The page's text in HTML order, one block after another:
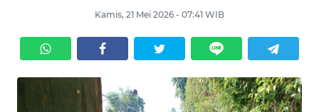
Kamis, 21 Mei 2026 - 07:41 WIB
SERBA-
SERBI
OPINI